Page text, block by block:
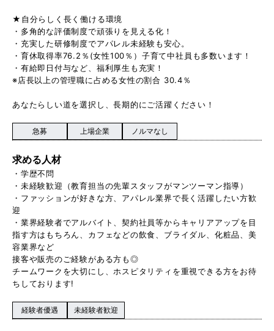
★自分らしく長く働ける環境
・多角的な評価制度で頑張りを見える化！
・充実した研修制度でアパレル未経験も安心。
・育休取得率76.2％(女性100％）子育て中社員も多数います！
・有給即日付与など、福利厚生も充実！
※店長以上の管理職に占める女性の割合 30.4％
あなたらしい道を選択し、長期的にご活躍ください！
急募 上場企業 ノルマなし
求める人材
・学歴不問
・未経験歓迎（教育担当の先輩スタッフがマンツーマン指導）
・ファッションが好きな方、アパレル業界で長く活躍したい方歓
迎
・業界経験者でアルバイト、契約社員等からキャリアアップを目
指す方はもちろん、カフェなどの飲食、ブライダル、化粧品、美
容業界など
接客や販売のご経験がある方も◎
チームワークを大切にし、ホスピタリティを重視できる方をお待
ちしております!
経験者優遇 未経験者歓迎